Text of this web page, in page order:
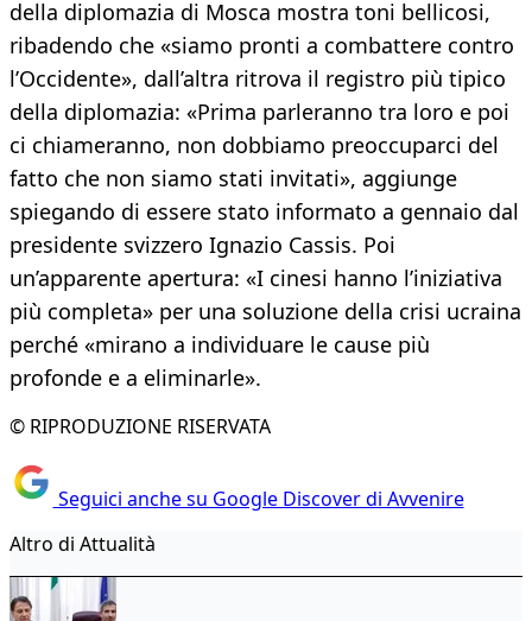
della diplomazia di Mosca mostra toni bellicosi,
ribadendo che «siamo pronti a combattere contro
l’Occidente», dall’altra ritrova il registro più tipico
della diplomazia: «Prima parleranno tra loro e poi
ci chiameranno, non dobbiamo preoccuparci del
fatto che non siamo stati invitati», aggiunge
spiegando di essere stato informato a gennaio dal
presidente svizzero Ignazio Cassis. Poi
un’apparente apertura: «I cinesi hanno l’iniziativa
più completa» per una soluzione della crisi ucraina
perché «mirano a individuare le cause più
profonde e a eliminarle».
© RIPRODUZIONE RISERVATA
Seguici anche su Google Discover di Avvenire
Altro di Attualità